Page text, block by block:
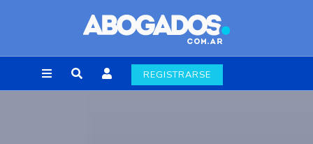
REGISTRARSE